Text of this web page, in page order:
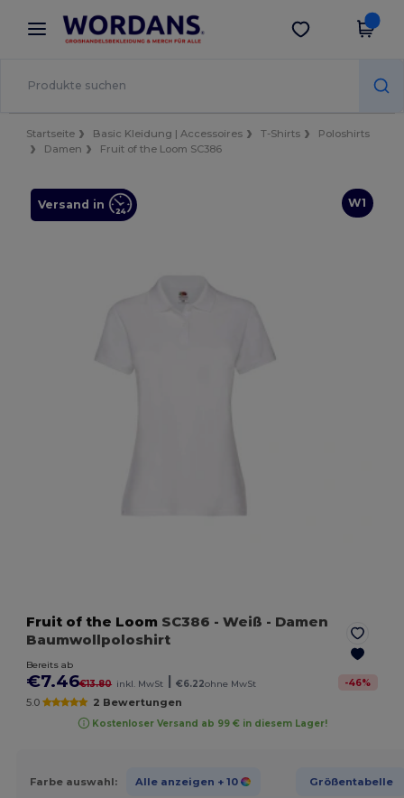
× Wordans App
Bessere Preise in der App!
App holen
Startseite Basic Kleidung | Accessoires T-Shirts
Poloshirts
Damen
Fruit of the Loom SC386
W1
Versand in
Fruit of the Loom SC386 - Weiß - Damen
Baumwollpoloshirt
Bereits ab
€7.46€13.80 inkl. MwSt | €6.22ohne MwSt -46%
5.0 2 Bewertungen
Kostenloser Versand ab 99 € in diesem Lager!
Farbe auswahl: Alle anzeigen + 10 Größentabelle